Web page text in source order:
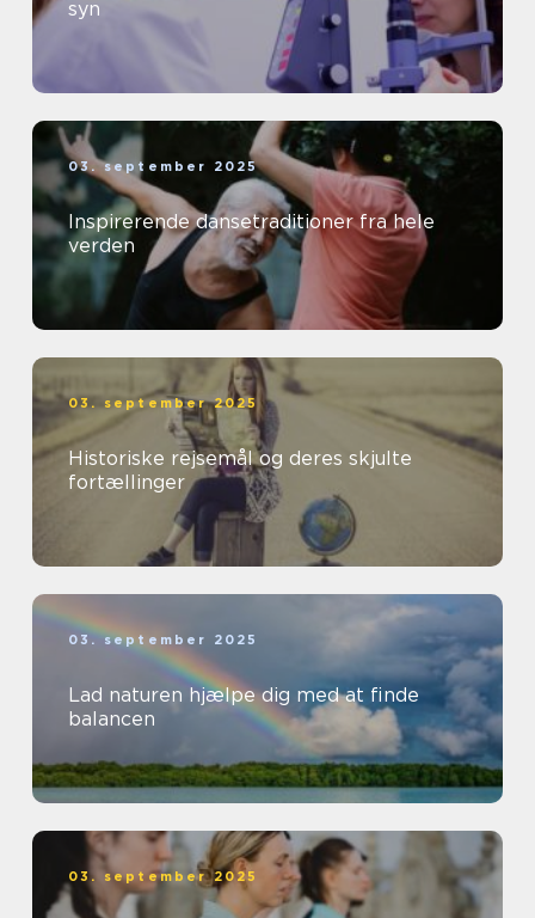
syn
03. september 2025
Inspirerende dansetraditioner fra hele
verden
03. september 2025
Historiske rejsemål og deres skjulte
fortællinger
03. september 2025
Lad naturen hjælpe dig med at finde
balancen
03. september 2025